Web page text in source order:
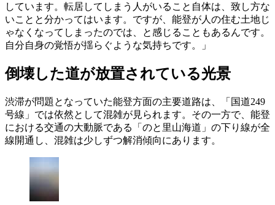
しています。転居してしまう人がいること自体は、致し方な
いことと分かってはいます。ですが、能登が人の住む土地じ
ゃなくなってしまったのでは、と感じることもあるんです。
自分自身の覚悟が揺らぐような気持ちです。」
倒壊した道が放置されている光景
渋滞が問題となっていた能登方面の主要道路は、「国道249
号線」では依然として混雑が見られます。その一方で、能登
における交通の大動脈である「のと里山海道」の下り線が全
線開通し、混雑は少しずつ解消傾向にあります。